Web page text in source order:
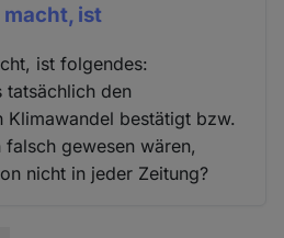
ist
ist folgendes:
tatsächlich den
Klimawandel bestätigt bzw.
gewesen wären,
nicht in jeder Zeitung?